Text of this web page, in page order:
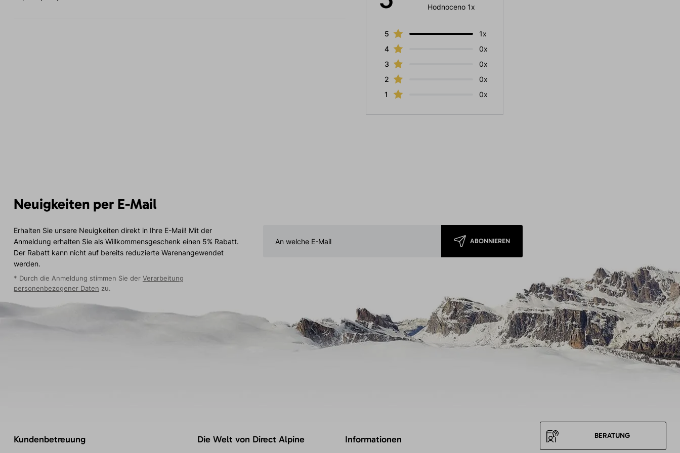
Hodnoceno 1x
5
1x
4
0x
3
0x
2
0x
1
0x
Neuigkeiten per E-Mail
Erhalten Sie unsere Neuigkeiten direkt in Ihre E-Mail! Mit der
Anmeldung erhalten Sie als Willkommensgeschenk einen 5% Rabatt.
Der Rabatt kann nicht auf bereits reduzierte Warenangewendet
werden.
* Durch die Anmeldung stimmen Sie der Verarbeitung
personenbezogener Daten zu.
ABONNIEREN
Kundenbetreuung Die Welt von Direct Alpine Informationen BERATUNG